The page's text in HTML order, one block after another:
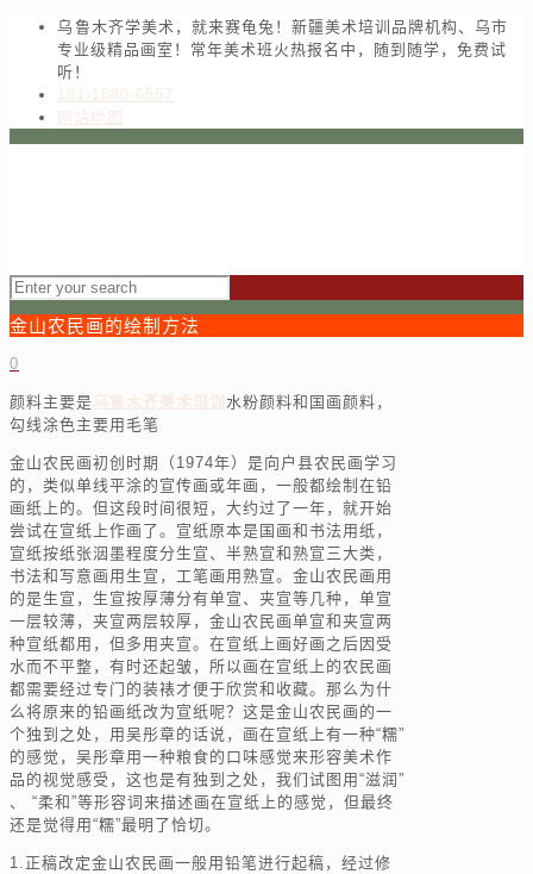
乌鲁木齐学美术，就来赛龟兔！新疆美术培训品牌机构、乌市
专业级精品画室！常年美术班火热报名中，随到随学，免费试
听！
181-1680-6557
网站地图
金山农民画的绘制方法
0
颜料主要是乌鲁木齐美术培训 水粉颜料和国画颜料，
勾线涂色主要用毛笔
金山农民画初创时期（1974年）是向户县农民画学习
的，类似单线平涂的宣传画或年画，一般都绘制在铅
画纸上的。但这段时间很短，大约过了一年，就开始
尝试在宣纸上作画了。宣纸原本是国画和书法用纸，
宣纸按纸张洇墨程度分生宣、半熟宣和熟宣三大类，
书法和写意画用生宣，工笔画用熟宣。金山农民画用
的是生宣，生宣按厚薄分有单宣、夹宣等几种，单宣
一层较薄，夹宣两层较厚，金山农民画单宣和夹宣两
种宣纸都用，但多用夹宣。在宣纸上画好画之后因受
水而不平整，有时还起皱，所以画在宣纸上的农民画
都需要经过专门的装裱才便于欣赏和收藏。那么为什
么将原来的铅画纸改为宣纸呢？这是金山农民画的一
个独到之处，用吴彤章的话说，画在宣纸上有一种“糯”
的感觉，吴彤章用一种粮食的口味感觉来形容美术作
品的视觉感受，这也是有独到之处，我们试图用“滋润”
、 “柔和”等形容词来描述画在宣纸上的感觉，但最终
还是觉得用“糯”最明了恰切。
1.正稿改定金山农民画一般用铅笔进行起稿，经过修